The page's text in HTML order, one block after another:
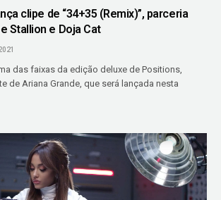
clipe de “34+35 (Remix)”, parceria
Stallion e Doja Cat
das faixas da edição deluxe de Positions,
de Ariana Grande, que será lançada nesta